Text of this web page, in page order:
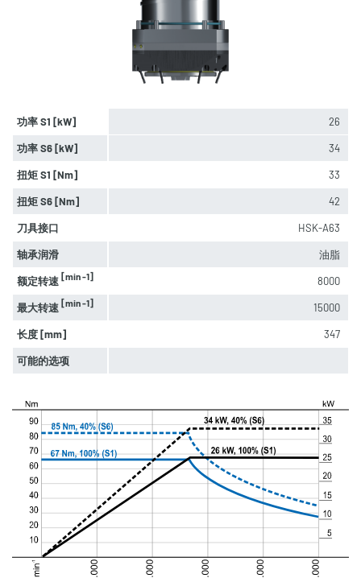
功率 S1 [kW] 26
功率 S6 [kW] 34
扭矩 S1 [Nm] 33
扭矩 S6 [Nm] 42
刀具接口 HSK-A63
轴承润滑 油脂
额定转速 [min -1] 8000
最大转速 [min -1] 15000
长度 [mm] 347
可能的选项